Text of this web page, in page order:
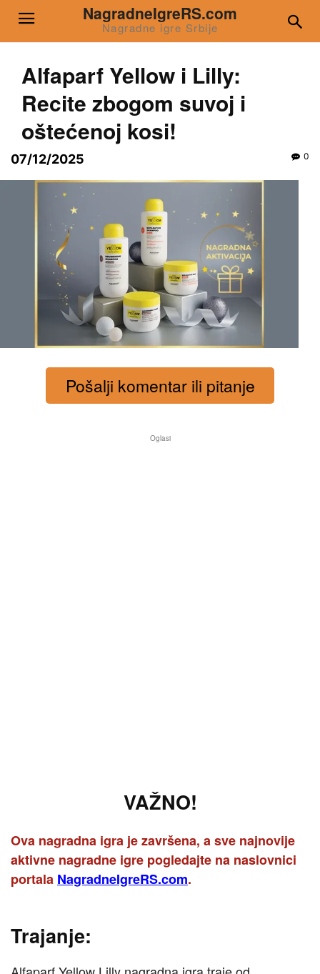
NagradneIgreRS.com
Nagradne igre Srbije
Alfaparf Yellow i Lilly:
Recite zbogom suvoj i
oštećenoj kosi!
07/12/2025 0
Pošalji komentar ili pitanje
Oglasi
VAŽNO!
Ova nagradna igra je završena, a sve najnovije
aktivne nagradne igre pogledajte na naslovnici
portala NagradneIgreRS.com.
Trajanje: